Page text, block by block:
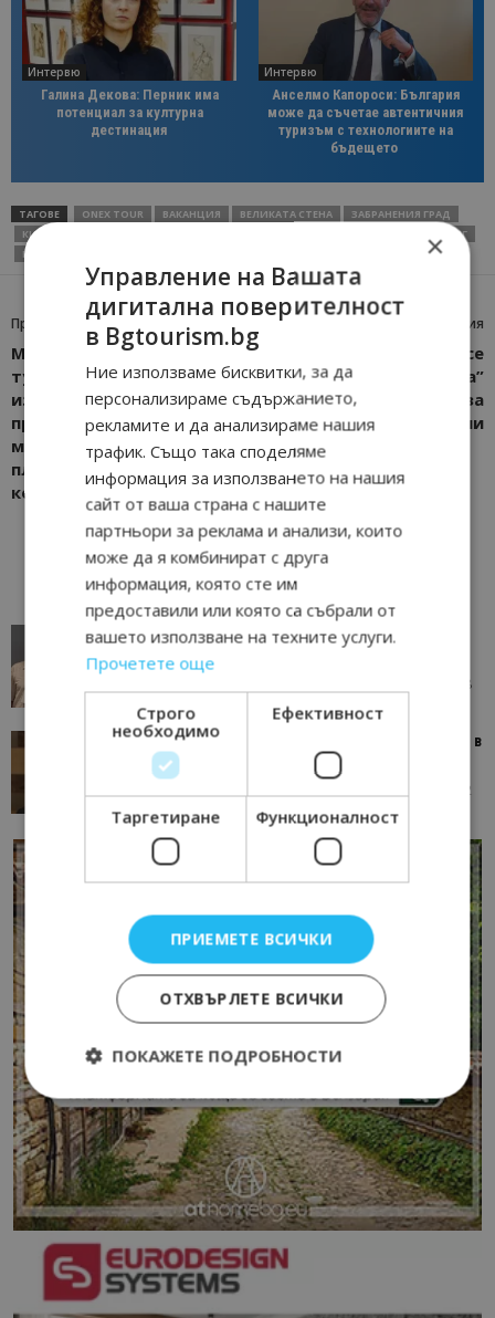
Интервю
Галина Декова: Перник има
потенциал за културна
дестинация
Интервю
Анселмо Капороси: България
може да съчетае автентичния
туризъм с технологиите на
бъдещето
ТАГОВЕ ONEX TOUR ВАКАНЦИЯ ВЕЛИКАТА СТЕНА
ЗАБРАНЕНИЯ ГРАД
КИТАЙ
ХОНКОНГ
ШАНХАЙ
Предишна статия
Министерство на
туризма се самосезира и
изпрати незабавно
проверяващ екип на
мястото – варненския
плаж „Паша дере“,
който е неохраняем
Следваща статия
Столичната община се
оттегля от парк “Врана”
и го затваря за
посетители
AI в туризма: защо камериерка може да се
окаже по-трудна за...
05/08/2026 08:28
Тим Браун: Хотелите губят пари заради грешки в
данните и липсващи...
13/07/2026 09:02
×
Управление на Вашата
дигитална поверителност
в Bgtourism.bg
Ние използваме бисквитки, за да
персонализираме съдържанието,
рекламите и да анализираме нашия
трафик. Също така споделяме
информация за използването на нашия
сайт от ваша страна с нашите
партньори за реклама и анализи, които
може да я комбинират с друга
информация, която сте им
предоставили или която са събрали от
вашето използване на техните услуги.
Прочетете още
Строго
необходимо
Ефективност
Таргетиране Функционалност
ПРИЕМЕТЕ ВСИЧКИ
ОТХВЪРЛЕТЕ ВСИЧКИ
ПОКАЖЕТЕ ПОДРОБНОСТИ
Строго необходимо
Ефективност
Таргетиране
Функционалност
Строго необходимите бисквитки позволяват
основната функционалност на уебсайта, като
потребителско влизане и управление на
акаунта. Уебсайтът не може да се използва
правилно без строго необходими бисквитки.